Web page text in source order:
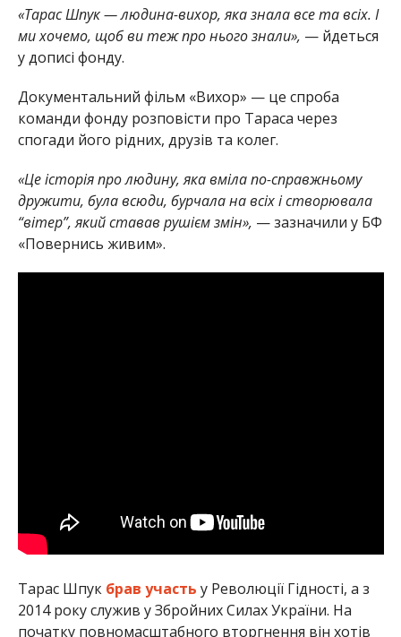
«Тарас Шпук — людина-вихор, яка знала все та всіх. І
ми хочемо, щоб ви теж про нього знали», — йдеться
у дописі фонду.
Документальний фільм «Вихор» — це спроба
команди фонду розповісти про Тараса через
спогади його рідних, друзів та колег.
«Це історія про людину, яка вміла по-справжньому
дружити, була всюди, бурчала на всіх і створювала
“вітер”, який ставав рушієм змін», — зазначили у БФ
«Повернись живим».
Тарас Шпук брав участь у Революції Гідності, а з
2014 року служив у Збройних Силах України. На
початку повномасштабного вторгнення він хотів